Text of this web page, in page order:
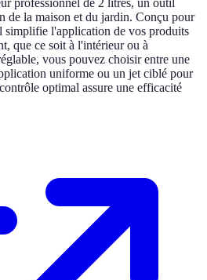
de la maison et du jardin. Conçu pour
simplifie l'application de vos produits
que ce soit à l'intérieur ou à
vous pouvez choisir entre une
uniforme ou un jet ciblé pour
optimal assure une efficacité